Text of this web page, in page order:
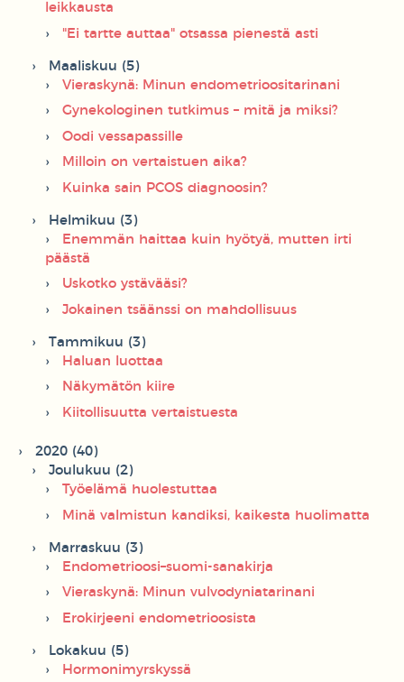
leikkausta
"Ei tartte auttaa" otsassa pienestä asti
Maaliskuu (5)
Vieraskynä: Minun endometrioositarinani
Gynekologinen tutkimus – mitä ja miksi?
Oodi vessapassille
Milloin on vertaistuen aika?
Kuinka sain PCOS diagnoosin?
Helmikuu (3)
Enemmän haittaa kuin hyötyä, mutten irti
päästä
Uskotko ystävääsi?
Jokainen tsäänssi on mahdollisuus
Tammikuu (3)
Haluan luottaa
Näkymätön kiire
Kiitollisuutta vertaistuesta
2020 (40)
Joulukuu (2)
Työelämä huolestuttaa
Minä valmistun kandiksi, kaikesta huolimatta
Marraskuu (3)
Endometrioosi–suomi-sanakirja
Vieraskynä: Minun vulvodyniatarinani
Erokirjeeni endometrioosista
Lokakuu (5)
Hormonimyrskyssä